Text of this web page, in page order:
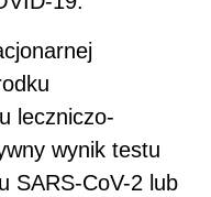
leczniczo-
wynik testu
SARS-CoV-2 lub